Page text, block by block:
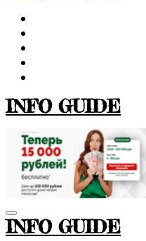
INFO GUIDE
INFO GUIDE